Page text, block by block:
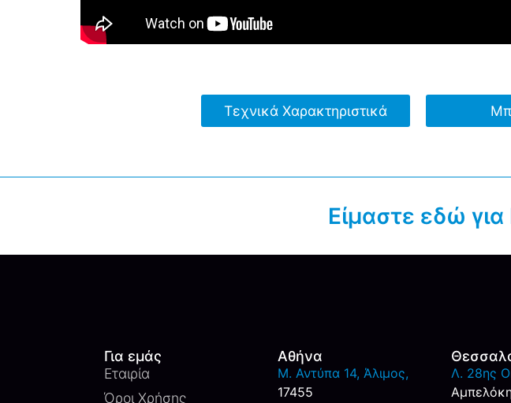
Τεχνικά Χαρακτηριστικά
Είμαστε εδώ
Για εμάς
Εταιρία
Όροι Χρήσης
Αθήνα
M. Αντύπα 14, Άλιμος,
17455
Λ. 28ης